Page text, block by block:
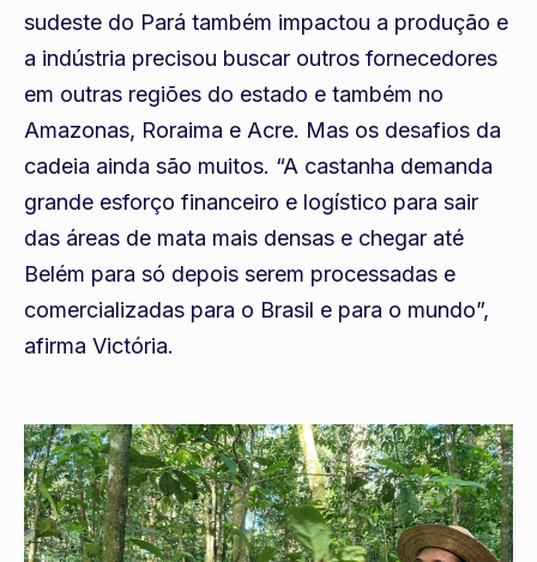
sudeste do Pará também impactou a produção e
a indústria precisou buscar outros fornecedores
em outras regiões do estado e também no
Amazonas, Roraima e Acre. Mas os desafios da
cadeia ainda são muitos. “A castanha demanda
grande esforço financeiro e logístico para sair
das áreas de mata mais densas e chegar até
Belém para só depois serem processadas e
comercializadas para o Brasil e para o mundo”,
afirma Victória.